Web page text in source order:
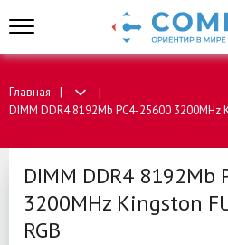
Главная
DIMM DDR4 8192Mb PC4-25600 3200MHz
DIMM DDR4 8192Mb
3200MHz Kingston
RGB